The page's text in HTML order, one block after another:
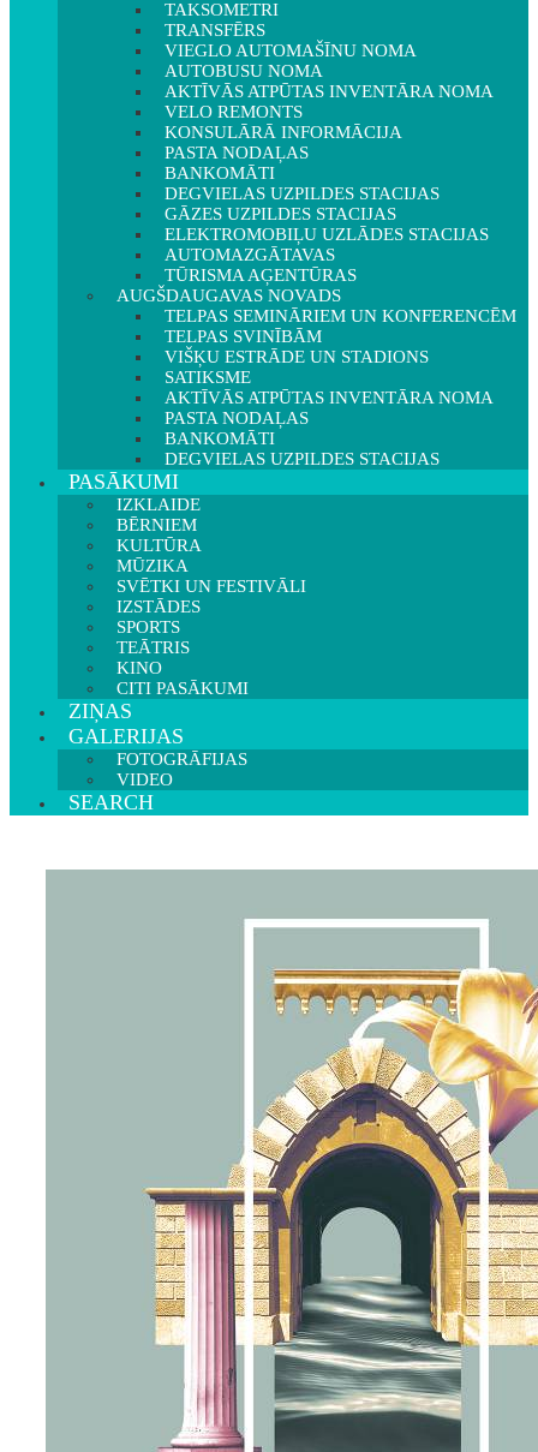
TAKSOMETRI
TRANSFĒRS
VIEGLO AUTOMAŠĪNU NOMA
AUTOBUSU NOMA
AKTĪVĀS ATPŪTAS INVENTĀRA NOMA
VELO REMONTS
KONSULĀRĀ INFORMĀCIJA
PASTA NODAĻAS
BANKOMĀTI
DEGVIELAS UZPILDES STACIJAS
GĀZES UZPILDES STACIJAS
ELEKTROMOBIĻU UZLĀDES STACIJAS
AUTOMAZGĀTAVAS
TŪRISMA AĢENTŪRAS
AUGŠDAUGAVAS NOVADS
TELPAS SEMINĀRIEM UN KONFERENCĒM
TELPAS SVINĪBĀM
VIŠĶU ESTRĀDE UN STADIONS
SATIKSME
AKTĪVĀS ATPŪTAS INVENTĀRA NOMA
PASTA NODAĻAS
BANKOMĀTI
DEGVIELAS UZPILDES STACIJAS
PASĀKUMI
IZKLAIDE
BĒRNIEM
KULTŪRA
MŪZIKA
SVĒTKI UN FESTIVĀLI
IZSTĀDES
SPORTS
TEĀTRIS
KINO
CITI PASĀKUMI
ZIŅAS
GALERIJAS
FOTOGRĀFIJAS
VIDEO
SEARCH